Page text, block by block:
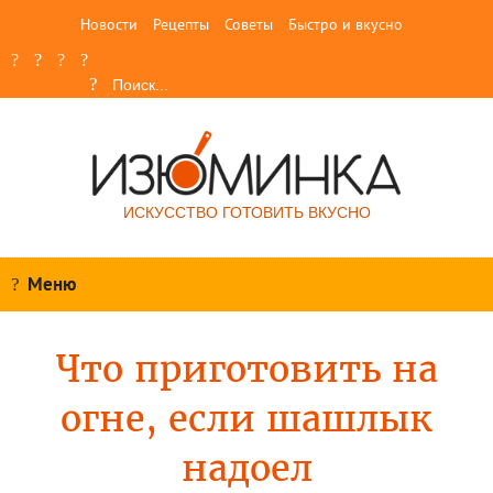
Новости Рецепты Советы Быстро и вкусно
ИСКУССТВО ГОТОВИТЬ ВКУСНО
Меню
Что приготовить на
огне, если шашлык
надоел